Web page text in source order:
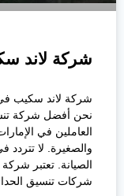
شركة لاند
شركة لاند سكيب
نحن أفضل شركة
العاملين في
والصغيرة. لا
الصيانة. تعتبر
شركات تنسيق